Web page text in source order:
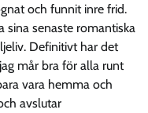
och funnit inre frid.
sina senaste romantiska
Definitivt har det
mår bra för alla runt
vara hemma och
avslutar